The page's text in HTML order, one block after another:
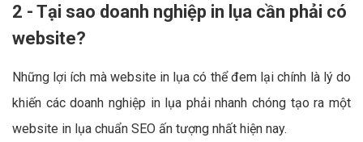
2 - Tại sao doanh nghiệp in lụa cần phải có
website?
Những lợi ích mà website in lụa có thể đem lại chính là lý do
khiến các doanh nghiệp in lụa phải nhanh chóng tạo ra một
website in lụa chuẩn SEO ấn tượng nhất hiện nay.